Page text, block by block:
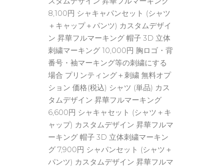
8,100円 シャキャパンセット (シャツ
＋キャップ＋パンツ) カスタムデザイ
ン 昇華フルマーキング 帽子 3D 立体
刺繍マーキング 10,000円 胸ロゴ・背
番号・袖マーキング等の刺繍にする
場合 プリンティング＋刺繍 無料オプ
ション 価格(税込) シャツ (単品) カス
タムデザイン 昇華フルマーキング
6,600円 シャキャセット (シャツ＋キ
ャップ) カスタムデザイン 昇華フルマ
ーキング 帽子 3D 立体刺繍マーキン
グ 7,900円 シャパンセット (シャツ＋
パンツ) カスタムデザイン 昇華フルマ